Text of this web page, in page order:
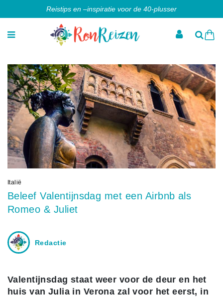
Reistips en –inspiratie voor de 40-plusser
Italië
Beleef Valentijnsdag met een Airbnb als
Romeo & Juliet
Redactie
Valentijnsdag staat weer voor de deur en het
huis van Julia in Verona zal voor het eerst, in